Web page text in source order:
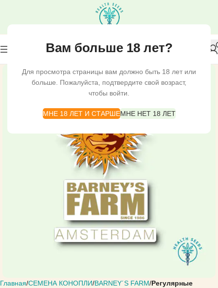
Вам больше 18 лет?
Для просмотра страницы вам должно быть 18 лет или
больше. Пожалуйста, подтвердите свой возраст,
чтобы войти.
МНЕ 18 ЛЕТ И СТАРШЕМНЕ НЕТ 18 ЛЕТ
Главная СЕМЕНА КОНОПЛИ BARNEY´S FARM Регулярные